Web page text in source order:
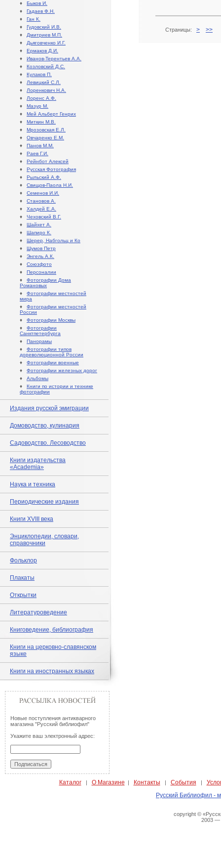
♦ Быков И.
♦ Гадаев Ф.Н.
♦ Ган К.
♦ Гудовский И.В.
♦ Дмитриев М.П.
♦ Дьяговченко И.Г.
♦ Ермаков Д.И.
♦ Иванов-Терентьев А.А.
♦ Козловский Д.С.
♦ Кулаков П.
♦ Левицкий С.Л.
♦ Лоренкович Н.А.
♦ Лоренс А.Ф.
♦ Мазур М.
♦ Мей Альберт Генрих
♦ Миткин М.В.
♦ Мрозовская Е.Л.
♦ Овчаренко Е.М.
♦ Панов М.М.
♦ Раев Г.И.
♦ Рейнбот Алексей
♦ Русская Фотография
♦ Рыльский А.Ф.
♦ Свищов-Паола Н.И.
♦ Семенов И.И.
♦ Становов А.
♦ Халдей Е.А.
♦ Чеховский В.Г.
♦ Шайхет А.
♦ Шапиро К.
♦ Шерер, Набгольц и Ко
♦ Шумов Петр
♦ Энгель А.К.
♦ Союзфото
♦ Персоналии
♦ Фотографии Дома
Романовых
♦ Фотографии местностей
мира
♦ Фотографии местностей
России
♦ Фотографии Москвы
♦ Фотографии
Санктпетербурга
♦ Панорамы
♦ Фотографии типов
дореволюционной России
♦ Фотографии военные
♦ Фотографии железных дорог
♦ Альбомы
♦ Книги по истории и технике
фотографии
Издания русской эмиграции
Домоводство, кулинария
Садоводство. Лесоводство
Книги издательства
«Academia»
Наука и техника
Периодические издания
Книги XVIII века
Энциклопедии, словари,
справочники
Фольклор
Плакаты
Открытки
Литературоведение
Книговедение, библиография
Книги на церковно-славянском
языке
Книги на иностранных языках
Новые поступления антикварного
магазина "Русский библиофил"
Укажите ваш электронный адрес:
Страницы: > >>
Каталог| О Магазине | Контакты | События |
Русский Библиофил -
copyright ©
2003 —